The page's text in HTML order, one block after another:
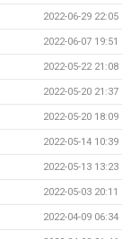
2022-06-29 22:05
2022-06-07 19:51
2022-05-22 21:08
2022-05-20 21:37
2022-05-20 18:09
2022-05-14 10:39
2022-05-13 13:23
2022-05-03 20:11
2022-04-09 06:34